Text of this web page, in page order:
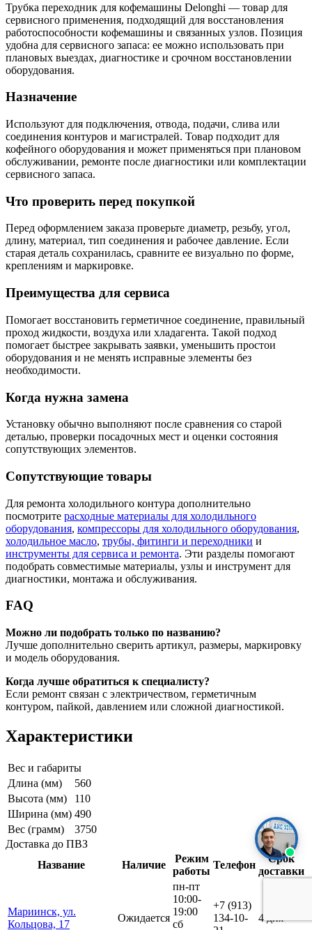
Трубка переходник для кофемашины Delonghi — товар для
сервисного применения, подходящий для восстановления
работоспособности кофемашины и связанных узлов. Позиция
удобна для сервисного запаса: ее можно использовать при
плановых выездах, диагностике и срочном восстановлении
оборудования.
Назначение
Используют для подключения, отвода, подачи, слива или
соединения контуров и магистралей. Товар подходит для
кофейного оборудования и может применяться при плановом
обслуживании, ремонте после диагностики или комплектации
сервисного запаса.
Что проверить перед покупкой
Перед оформлением заказа проверьте диаметр, резьбу, угол,
длину, материал, тип соединения и рабочее давление. Если
старая деталь сохранилась, сравните ее визуально по форме,
креплениям и маркировке.
Преимущества для сервиса
Помогает восстановить герметичное соединение, правильный
проход жидкости, воздуха или хладагента. Такой подход
помогает быстрее закрывать заявки, уменьшить простои
оборудования и не менять исправные элементы без
необходимости.
Когда нужна замена
Установку обычно выполняют после сравнения со старой
деталью, проверки посадочных мест и оценки состояния
сопутствующих элементов.
Сопутствующие товары
Для ремонта холодильного контура дополнительно
посмотрите расходные материалы для холодильного
оборудования, компрессоры для холодильного оборудования,
холодильное масло, трубы, фитинги и переходники и
инструменты для сервиса и ремонта. Эти разделы помогают
подобрать совместимые материалы, узлы и инструмент для
диагностики, монтажа и обслуживания.
FAQ
Можно ли подобрать только по названию?
Лучше дополнительно сверить артикул, размеры, маркировку
и модель оборудования.
Когда лучше обратиться к специалисту?
Если ремонт связан с электричеством, герметичным
контуром, пайкой, давлением или сложной диагностикой.
Характеристики
Вес и габариты
Длина (мм)
560
Высота (мм)
110
Ширина (мм) 490
Вес (грамм)
3750
Доставка до ПВЗ
Название
Наличие
Режим
работы
Телефон
Срок
доставки
Мариинск, ул.
Кольцова, 17
Ожидается
пн-пт
10:00-
19:00
сб
+7 (913)
134-10-
4 дня